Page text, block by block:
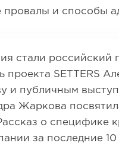
провалы и способы
стали российский
проекта SETTERS
и публичным
Жаркова
о специфике
за последние